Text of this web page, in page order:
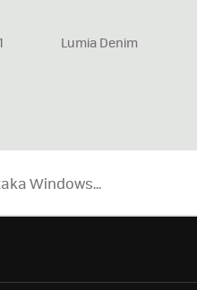
Lumia Denim